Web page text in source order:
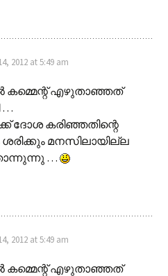
2012 at 5:49 am
എഴുതാഞ്ഞത്
…
ദോശ കരിഞ്ഞതിന്റെ
മനസിലായില്ല
…
2012 at 5:49 am
എഴുതാഞ്ഞത്